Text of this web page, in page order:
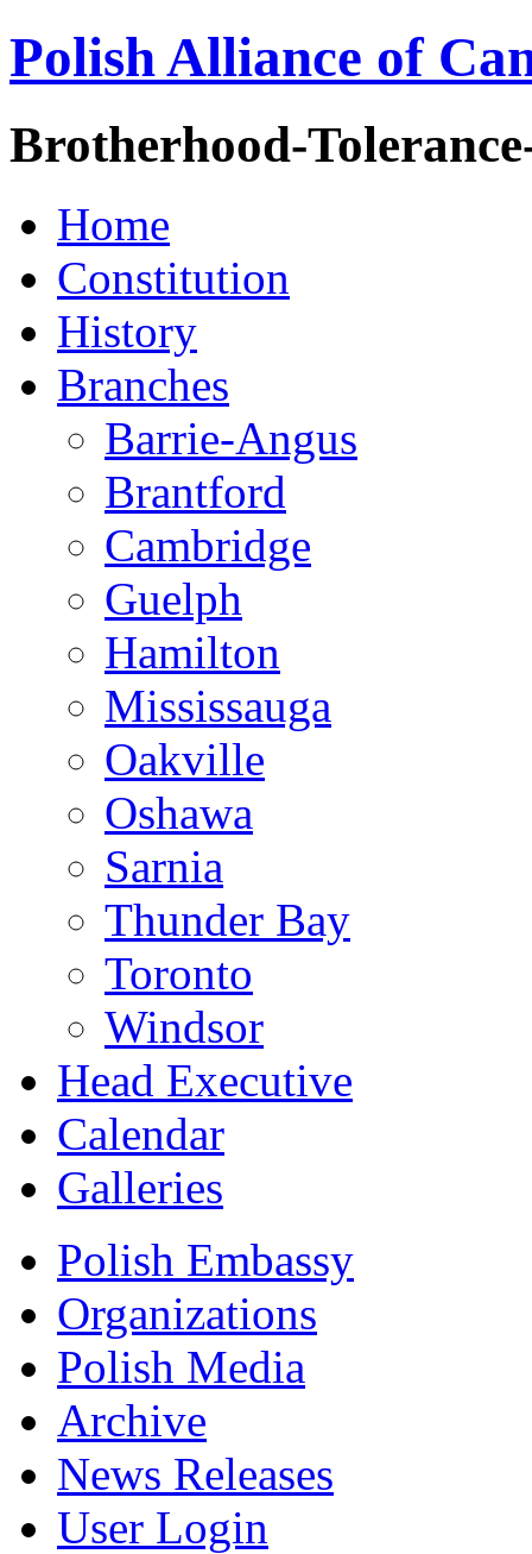
Polish Alliance of
Brotherhood-
Home
Constitution
History
Branches
Barrie-Angus
Brantford
Cambridge
Guelph
Hamilton
Mississauga
Oakville
Oshawa
Sarnia
Thunder Bay
Toronto
Windsor
Head Executive
Calendar
Galleries
Polish Embassy
Organizations
Polish Media
Archive
News Releases
User Login